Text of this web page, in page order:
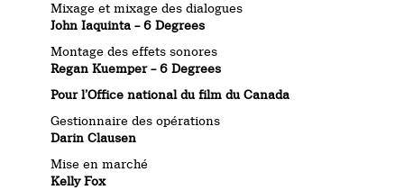
Mixage et mixage des dialogues
John Iaquinta – 6 Degrees
Montage des effets sonores
Regan Kuemper – 6 Degrees
Pour l’Office national du film du Canada
Gestionnaire des opérations
Darin Clausen
Mise en marché
Kelly Fox